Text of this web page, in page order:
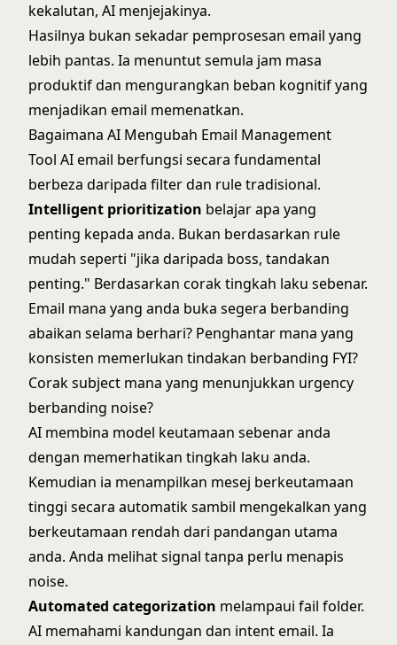
kekalutan, AI menjejakinya.
Hasilnya bukan sekadar pemprosesan email yang
lebih pantas. Ia menuntut semula jam masa
produktif dan mengurangkan beban kognitif yang
menjadikan email memenatkan.
Bagaimana AI Mengubah Email Management
Tool AI email berfungsi secara fundamental
berbeza daripada filter dan rule tradisional.
Intelligent prioritization belajar apa yang
penting kepada anda. Bukan berdasarkan rule
mudah seperti "jika daripada boss, tandakan
penting." Berdasarkan corak tingkah laku sebenar.
Email mana yang anda buka segera berbanding
abaikan selama berhari? Penghantar mana yang
konsisten memerlukan tindakan berbanding FYI?
Corak subject mana yang menunjukkan urgency
berbanding noise?
AI membina model keutamaan sebenar anda
dengan memerhatikan tingkah laku anda.
Kemudian ia menampilkan mesej berkeutamaan
tinggi secara automatik sambil mengekalkan yang
berkeutamaan rendah dari pandangan utama
anda. Anda melihat signal tanpa perlu menapis
noise.
Automated categorization melampaui fail folder.
AI memahami kandungan dan intent email. Ia